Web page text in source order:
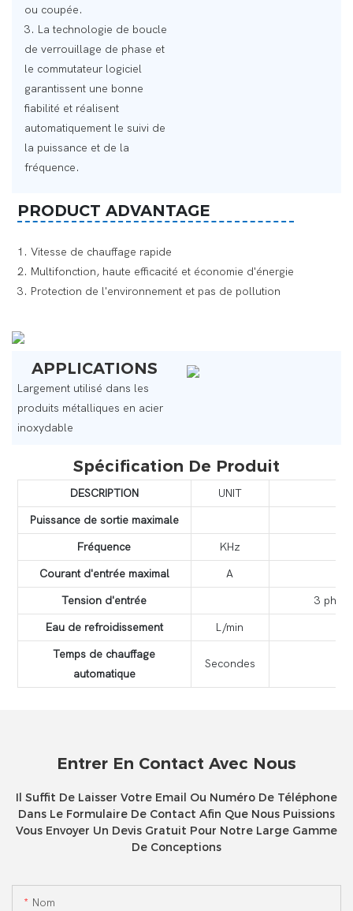
ou coupée.
3. La technologie de boucle
de verrouillage de phase et
le commutateur logiciel
garantissent une bonne
fiabilité et réalisent
automatiquement le suivi de
la puissance et de la
fréquence.
PRODUCT ADVANTAGE
1. Vitesse de chauffage rapide ‌
2. Multifonction, haute efficacité et économie d'énergie
3. Protection de l'environnement et pas de pollution ‌
APPLICATIONS
Largement utilisé dans les
produits métalliques en acier
inoxydable
Spécification De Produit
DESCRIPTION
UNIT
Puissance de sortie maximale
Fréquence
KHz
Courant d'entrée maximal
A
Tension d'entrée
3
Eau de refroidissement
L/min
Temps de chauffage
automatique
Secondes
Entrer En Contact Avec Nous
Il Suffit De Laisser Votre Email Ou Numéro De Téléphone
Dans Le Formulaire De Contact Afin Que Nous Puissions
Vous Envoyer Un Devis Gratuit Pour Notre Large Gamme
De Conceptions
Nom